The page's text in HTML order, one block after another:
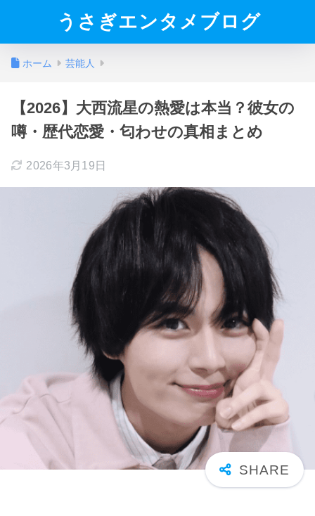
うさぎエンタメブログ
ホーム 芸能人
【2026】大西流星の熱愛は本当？彼女の
噂・歴代恋愛・匂わせの真相まとめ
2026年3月19日